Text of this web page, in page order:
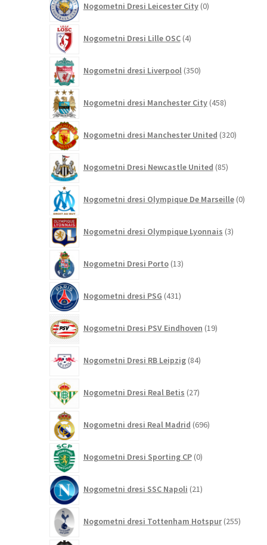
Nogometni Dresi Leicester City 0izdelkov
Nogometni Dresi Lille OSC 4izdelki
Nogometni dresi Liverpool 350izdelkov
Nogometni dresi Manchester City 458izdelkov
Nogometni dresi Manchester United 320izdelkov
Nogometni Dresi Newcastle United 85izdelkov
Nogometni dresi Olympique De Marseille 0
Nogometni dresi Olympique Lyonnais 3izdelki
Nogometni Dresi Porto 13izdelkov
Nogometni dresi PSG 431izdelkov
Nogometni Dresi PSV Eindhoven 19izdelkov
Nogometni Dresi RB Leipzig 84izdelkov
Nogometni Dresi Real Betis 27izdelkov
Nogometni dresi Real Madrid 696izdelkov
Nogometni Dresi Sporting CP 0izdelkov
Nogometni dresi SSC Napoli 21izdelkov
Nogometni dresi Tottenham Hotspur 255